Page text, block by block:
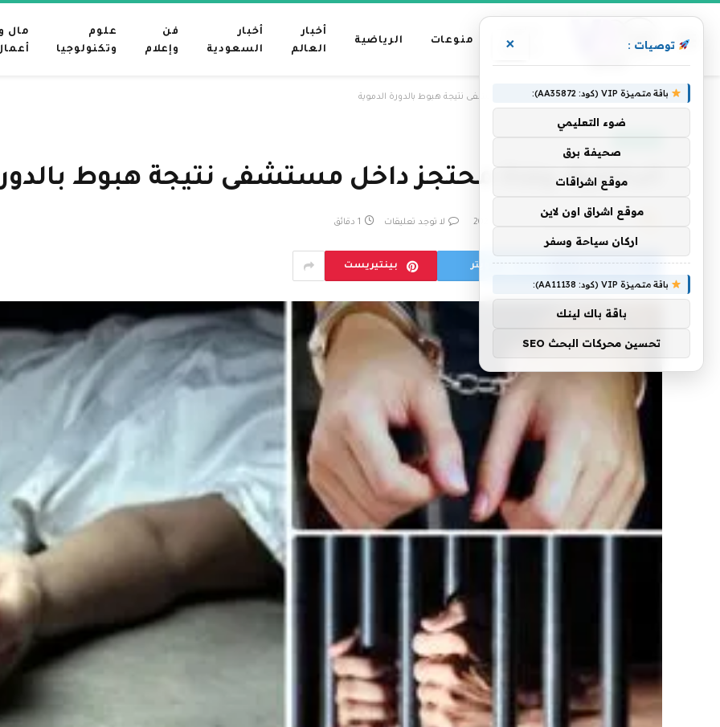
رئيسية
منوعات الرياضية
أخبار
العالم
أخبار
السعودية
فن
وإعلام
علوم
وتكنولوجيا
مال و
الرئيسية » الداخلية: وفاة محتجز داخل مستشفى نتيجة هبوط بالدورة الدموية
الداخلية: وفاة محتجز داخل مستشفى نتيجة هبوط
بواسطة لا توجد تعليقات 1 دقائق
فيسبوك تويتر بينتيريست
توصيات : ×
باقة متميزة VIP (كود: AA35872):
ضوء التعليمي
صحيفة برق
موقع اشراقات
موقع اشراق اون لاين
اركان سياحة وسفر
باقة متميزة VIP (كود: AA11138):
باقة باك لينك
تحسين محركات البحث SEO